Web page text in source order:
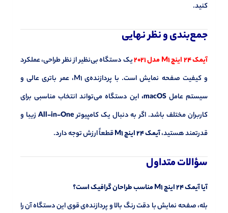
کنید.
جمع‌بندی و نظر نهایی
آیمک 24 اینچ M1 مدل 2021
یک دستگاه بی‌نظیر از نظر طراحی، عملکرد
و کیفیت صفحه نمایش است. با پردازنده‌ی M1، عمر باتری عالی و
سیستم عامل macOS، این دستگاه می‌تواند انتخاب مناسبی برای
کاربران مختلف باشد. اگر به دنبال یک کامپیوترAll-in-One زیبا و
قدرتمند هستید،آیمک 24 اینچ M1 قطعاً ارزش توجه دارد.
سؤالات متداول
آیا آیمک 24 اینچ M1 مناسب طراحان گرافیک است؟
بله، صفحه نمایش با دقت رنگ بالا و پردازنده‌ی قوی این دستگاه آن را